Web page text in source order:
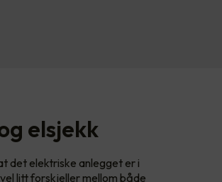
elsjekk
det elektriske anlegget er i
litt forskjeller mellom både